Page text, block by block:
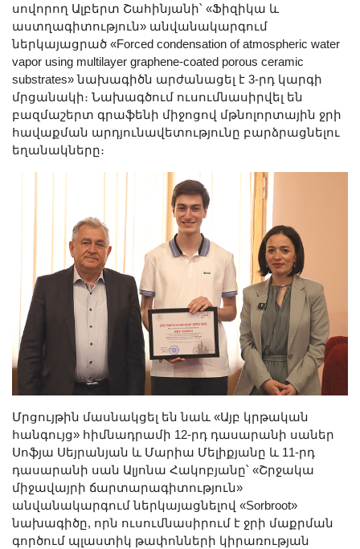
սովորող Ալբերտ Շահինյանի՝ «Ֆիզիկա և
աստղագիտություն» անվանակարգում
ներկայացրած «Forced condensation of atmospheric water
vapor using multilayer graphene-coated porous ceramic
substrates» նախագիծն արժանացել է 3-րդ կարգի
մրցանակի։ Նախագծում ուսումնասիրվել են
բազմաշերտ գրաֆենի միջոցով մթնոլորտային ջրի
հավաքման արդյունավետությունը բարձրացնելու
եղանակները։
Մրցույթին մասնակցել են նաև «Այբ կրթական
հանգույց» հիմնադրամի 12-րդ դասարանի սաներ
Սոֆյա Սեյրանյան և Մարիա Մելիքյանը և 11-րդ
դասարանի սան Ալյոնա Հակոբյանը՝ «Շրջակա
միջավայրի ճարտարագիտություն»
անվանակարգում ներկայացնելով «Sorbroot»
նախագիծը, որն ուսումնասիրում է ջրի մաքրման
գործում պլաստիկ թափոնների կիրառության